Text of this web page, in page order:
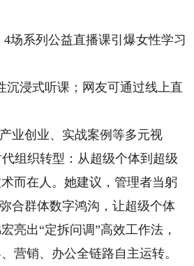
系列公益直播课引爆女性学习
浸式听课；网友可通过线上直
业创业、实战案例等多元视
组织转型：从超级个体到超级
而在人。她建议，管理者当躬
合群体数字鸿沟，让超级个体
亮出“定拆问调”高效工作法，
营销、办公全链路自主运转。